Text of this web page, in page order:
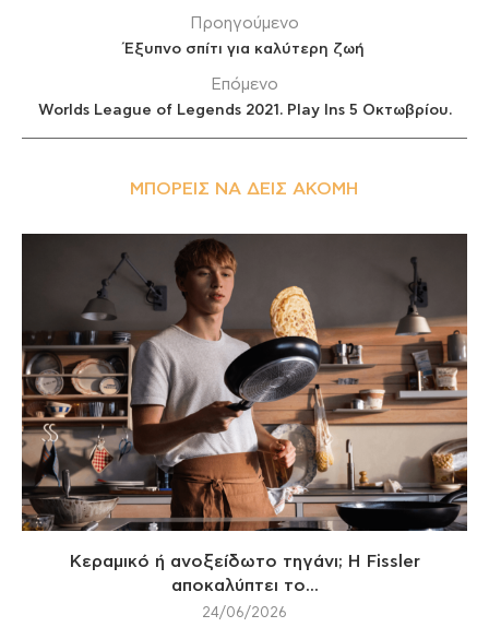
Προηγούμενο
Έξυπνο σπίτι για καλύτερη ζωή
Επόμενο
Worlds League of Legends 2021. Play Ins 5 Οκτωβρίου.
ΜΠΟΡΕΊΣ ΝΑ ΔΕΙΣ ΑΚΌΜΗ
Κεραμικό ή ανοξείδωτο τηγάνι; Η Fissler
αποκαλύπτει το...
24/06/2026